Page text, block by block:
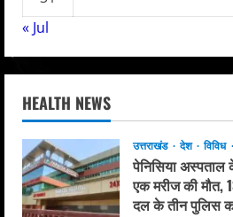
« Jul
HEALTH NEWS
उत्तराखंड देश विविध
पेनिसिया
एक मरीज की मौत,
दल के तीन पुलिस